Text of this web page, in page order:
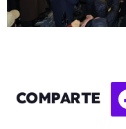
COMPARTE